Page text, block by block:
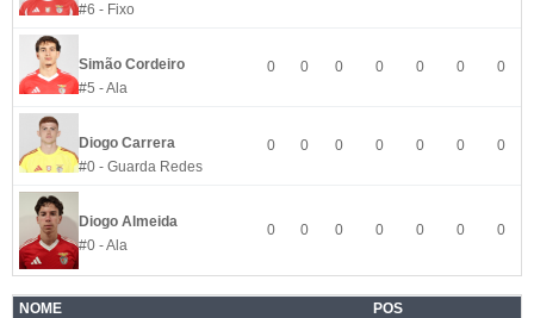
#6 - Fixo
Simão Cordeiro
#5 - Ala
0 0 0 0 0 0 0
Diogo Carrera
#0 - Guarda Redes
0 0 0 0 0 0 0
Diogo Almeida
#0 - Ala
0 0 0 0 0 0 0
NOME POS